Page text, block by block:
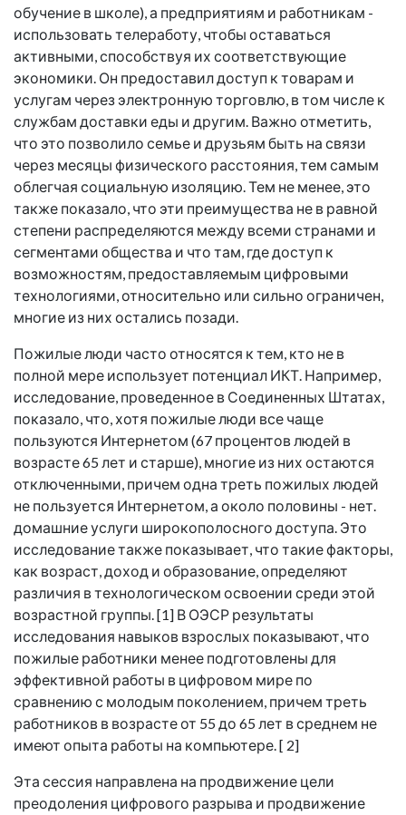
обучение в школе), а предприятиям и работникам -
использовать телеработу, чтобы оставаться
активными, способствуя их соответствующие
экономики. Он предоставил доступ к товарам и
услугам через электронную торговлю, в том числе к
службам доставки еды и другим. Важно отметить,
что это позволило семье и друзьям быть на связи
через месяцы физического расстояния, тем самым
облегчая социальную изоляцию. Тем не менее, это
также показало, что эти преимущества не в равной
степени распределяются между всеми странами и
сегментами общества и что там, где доступ к
возможностям, предоставляемым цифровыми
технологиями, относительно или сильно ограничен,
многие из них остались позади.
Пожилые люди часто относятся к тем, кто не в
полной мере использует потенциал ИКТ. Например,
исследование, проведенное в Соединенных Штатах,
показало, что, хотя пожилые люди все чаще
пользуются Интернетом (67 процентов людей в
возрасте 65 лет и старше), многие из них остаются
отключенными, причем одна треть пожилых людей
не пользуется Интернетом, а около половины - нет.
домашние услуги широкополосного доступа. Это
исследование также показывает, что такие факторы,
как возраст, доход и образование, определяют
различия в технологическом освоении среди этой
возрастной группы. [1] В ОЭСР результаты
исследования навыков взрослых показывают, что
пожилые работники менее подготовлены для
эффективной работы в цифровом мире по
сравнению с молодым поколением, причем треть
работников в возрасте от 55 до 65 лет в среднем не
имеют опыта работы на компьютере. [ 2]
Эта сессия направлена на продвижение цели
преодоления цифрового разрыва и продвижение